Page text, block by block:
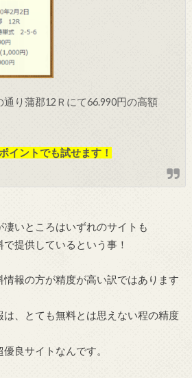
り蒲郡12Ｒにて66.990円の高額
イントでも試せます！
いところはいずれのサイトも
提供しているという事！
報の方が精度が高い訳ではあります
は、とても無料とは思えない程の精度
良サイトなんです。